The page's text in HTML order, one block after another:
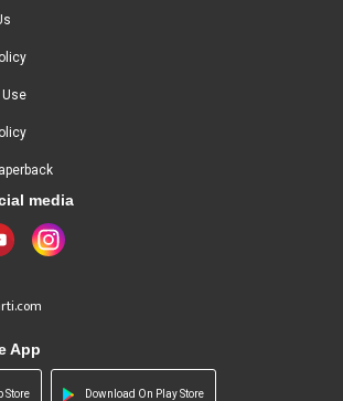
media
App
Store Download On Play Store